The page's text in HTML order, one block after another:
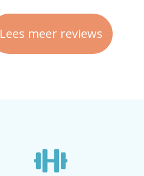
Lees meer reviews
